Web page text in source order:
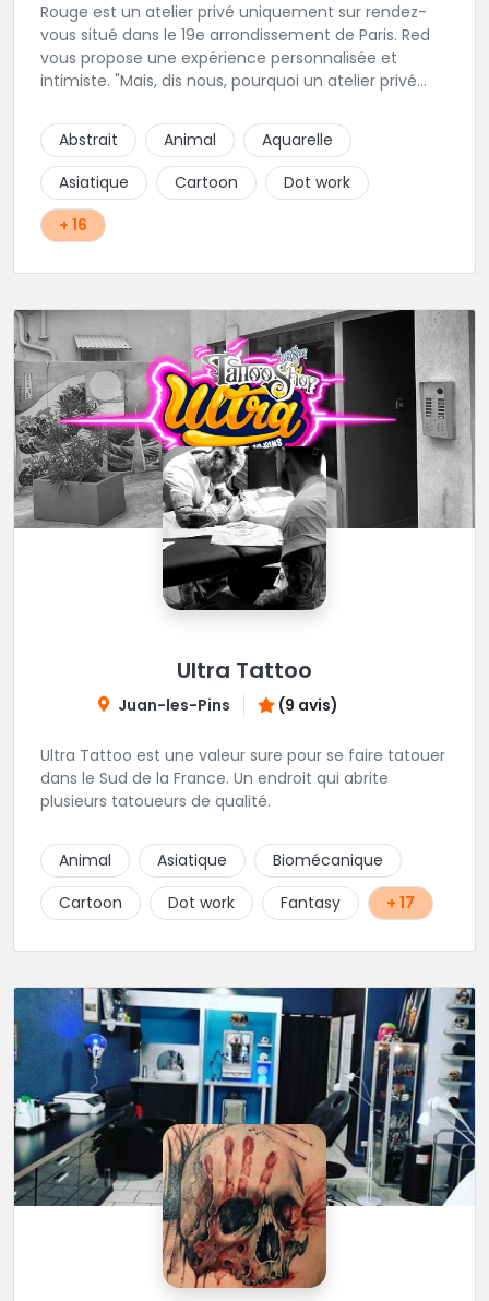
Rouge est un atelier privé uniquement sur rendez-
vous situé dans le 19e arrondissement de Paris. Red
vous propose une expérience personnalisée et
intimiste. "Mais, dis nous, pourquoi un atelier privé
qualité de service à tous les tatoué(e)s. L'intérêt est
de prendre son temps, faire les bons choix, et
toujours se donner à 1000 %. Sans oublier, une
hygiène irréprochable. La bonne humeur, l'échange,
le respect, faire un travail personnalisé et toujours de
qualité, sont les mots d'ordre dans cet atelier. " Si
Abstrait Animal
Aquarelle
Asiatique
Cartoon
Dot work
+ 16
Ultra Tattoo
Juan-les-Pins (9 avis)
Ultra Tattoo est une valeur sure pour se faire tatouer
dans le Sud de la France. Un endroit qui abrite
plusieurs tatoueurs de qualité.
Animal Asiatique
Biomécanique
Cartoon
Dot work Fantasy + 17